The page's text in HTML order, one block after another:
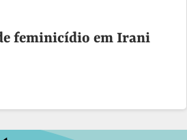
feminicídio em Irani